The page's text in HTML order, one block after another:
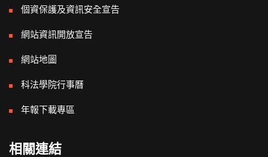
個資保護及資訊安全宣告
網站資訊開放宣告
網站地圖
科法學院行事曆
年報下載專區
相關連結